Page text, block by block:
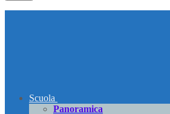
Scuola
Panoramica